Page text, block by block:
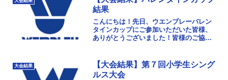
結果
こんにちは！先日、ウエンブレーバレン
タインカップにご参加いただいた皆様、
ありがとうございました！皆様のご協力
だけたでしょうか？(^...
大会結果
【大会結果】第７回小学生シング
ルス大会